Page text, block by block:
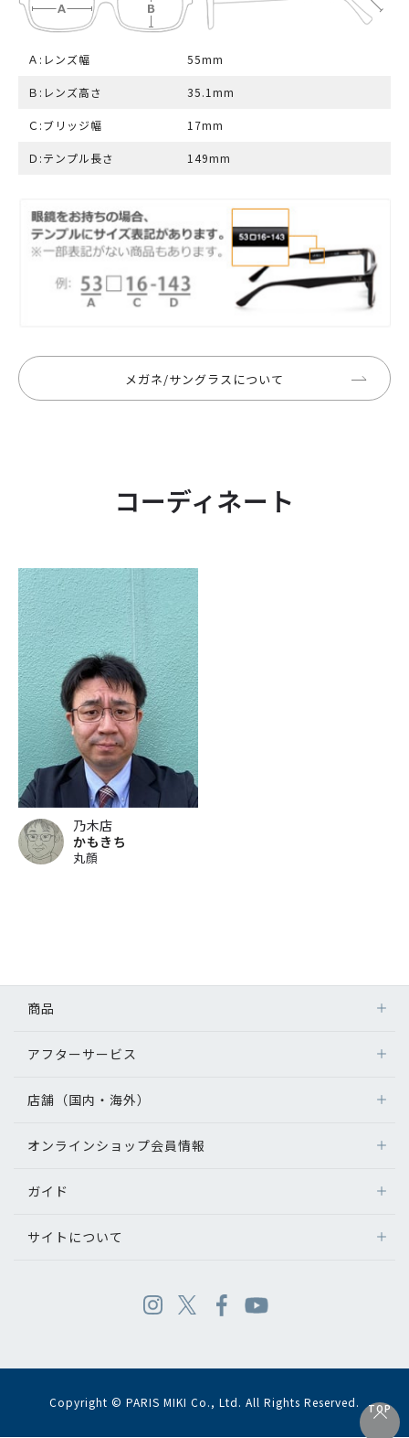
Ａ:レンズ幅 55mm
Ｂ:レンズ高さ 35.1mm
Ｃ:ブリッジ幅 17mm
Ｄ:テンプル長さ 149mm
メガネ/サングラスについて
コーディネート
乃木店
かもきち
丸顔
TOP
商品
アフターサービス
店舗（国内・海外）
オンラインショップ会員情報
ガイド
サイトについて
Copyright © PARIS MIKI Co., Ltd. All Rights Reserved.